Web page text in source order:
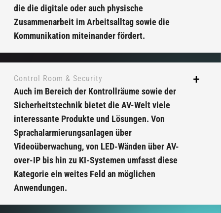
die die digitale oder auch physische
Zusammenarbeit im Arbeitsalltag sowie die
Kommunikation miteinander fördert.
Control Room & Security
Auch im Bereich der Kontrollräume sowie der
Sicherheitstechnik bietet die AV-Welt viele
interessante Produkte und Lösungen. Von
Sprachalarmierungsanlagen über
Videoüberwachung, von LED-Wänden über AV-
over-IP bis hin zu KI-Systemen umfasst diese
Kategorie ein weites Feld an möglichen
Anwendungen.